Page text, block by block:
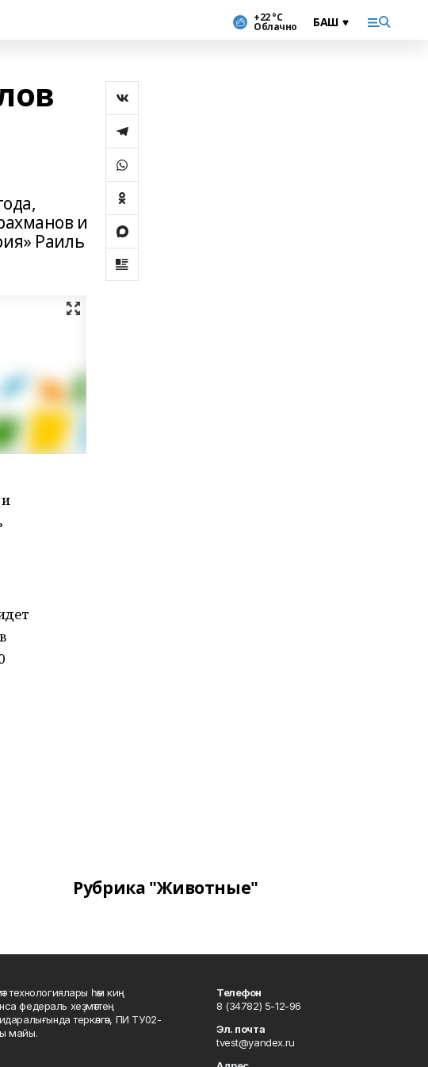
+22 °С
Облачно
и
Раиль
Рубрика "Животные"
технологиялары һәм киң
федераль хеҙмәттең
теркәлгән, ПИ ТУ02-
майы.
Телефон
8 (34782) 5-12-96
Эл. почта
tvest@yandex.ru